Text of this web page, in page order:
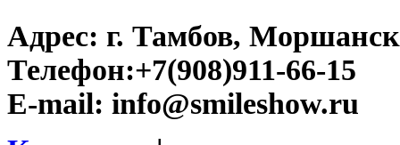
Адрес: г. Тамбов,
Телефон:+7(908)911-66-15
E-mail: info@smileshow.ru